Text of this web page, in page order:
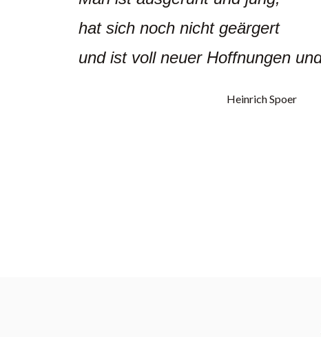
hat sich noch nicht geärgert
und ist voll neuer Hoffnungen
Heinrich Spoer